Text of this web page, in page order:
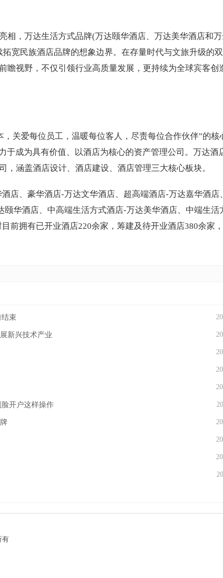
相，万达生活方式品牌(万达颐华酒店、万达美华酒店和
宽民族酒店品牌的想象边界。在存量时代与文旅升级的
瞻视野，不仅引领行业高质量发展，更持续为全球宾客创
关爱每位员工，温暖每位客人，尽责每位合作伙伴”的核
于成为具有价值、以酒店为核心的资产管理公司。万达酒
涵盖酒店设计、酒店建设、酒店管理三大核心板块。
店、豪华酒店-万达文华酒店、超高端酒店-万达嘉华酒店
华酒店、中高端生活方式酒店-万达美华酒店、中端生活
前拥有已开业酒店220余家，筹建及待开业酒店380余家
束
新兴技术产业
开户这样操作
有